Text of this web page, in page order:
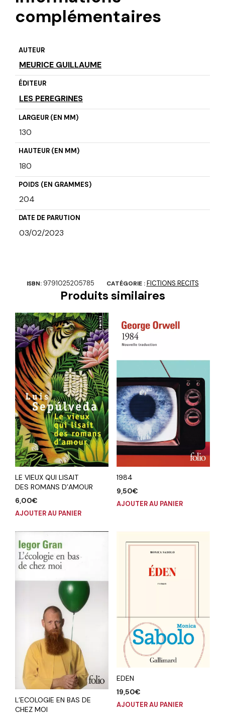
complémentaires
AUTEUR
MEURICE GUILLAUME
ÉDITEUR
LES PEREGRINES
LARGEUR (EN MM)
130
HAUTEUR (EN MM)
180
POIDS (EN GRAMMES)
204
DATE DE PARUTION
03/02/2023
ISBN: 9791025205785 CATÉGORIE :FICTIONS RECITS
Produits similaires
LE VIEUX QUI LISAIT
DES ROMANS D’AMOUR
6,00€
AJOUTER AU PANIER
1984
9,50€
AJOUTER AU PANIER
L’ECOLOGIE EN BAS DE
CHEZ MOI
EDEN
19,50€
AJOUTER AU PANIER